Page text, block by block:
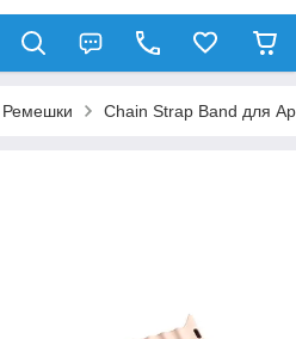
Ремешки Chain Strap Band для